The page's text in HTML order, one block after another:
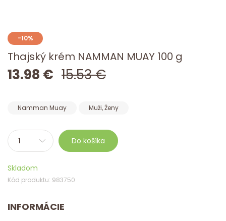
-10%
Thajský krém NAMMAN MUAY 100 g
13.98 € 15.53 €
Namman Muay Muži, Ženy
Do košíka
Skladom
Kód produktu: 983750
INFORMÁCIE